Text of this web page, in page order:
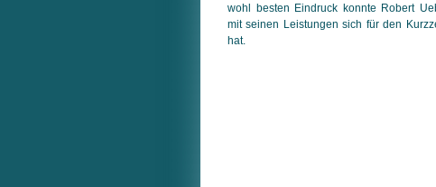
wohl besten Eindruck konnte Robert
mit seinen Leistungen sich für den
hat.